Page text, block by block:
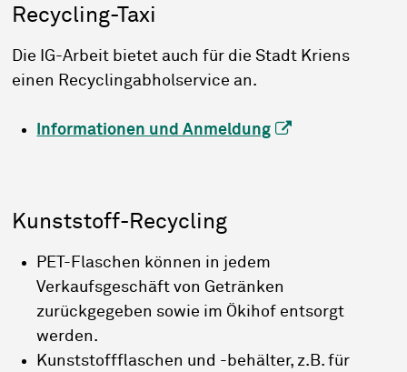
Recycling-Taxi
Die IG-Arbeit bietet auch für die Stadt Kriens
einen Recyclingabholservice an.
Informationen und Anmeldung
Kunststoff-Recycling
PET-Flaschen können in jedem
Verkaufsgeschäft von Getränken
zurückgegeben sowie im Ökihof entsorgt
werden.
Kunststoffflaschen und -behälter, z.B. für